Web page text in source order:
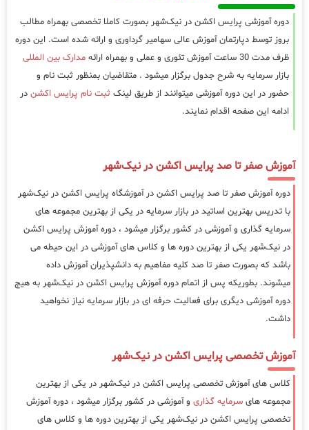
دوره آموزشی پرایس اکشن در نیک‌شهر بصورت کاملا تخصصی بهمراه مطالب
بروز توسط دپارتمان آموزش عالی سهامیر گرداوری و ارائه شده است. این دوره
ظرف مدت 30 ساعت آموزش تئوری و عملی و بهمراه ارائه
مدارک بین المللی
بازار سرمایه به شرح جدول برگزار میشود . متقاضیان بمنظور ثبت نام و
حضور در این دوره آموزشی میتوانند از طریق لینک ثبت نام پرایس اکشن در
ادامه این صفحه اقدام نمایند.
آموزش صفر تا صد پرایس اکشن در نیک‌شهر
دوره آموزش صفر تا صد پرایس اکشن در آموزشگاه پرایس اکشن در نیک‌شهر
با تدریس بهترین اساتید در بازار سرمایه در یکی از بهترین مجموعه های
سرمایه گذاری و آموزشی در کشور برگزار میشود ، دوره آموزش پرایس اکشن
در نیک‌شهر یکی از بهترین دوره ها و کلاس های آموزشی در این حیطه می
باشد که بصورت صفر تا صد کلیه مفاهیم به دانشپذیران آموزش داده
میشوند. بطوریکه پس از اتمام دوره آموزش پرایس اکشن در نیک‌شهر به هیج
دوره آموزشی دیگری برای فعالیت حرفه ای در بازار سرمایه نیاز نخواهید
داشت.
آموزش تخصصی پرایس اکشن در نیک‌شهر
کلاس های آموزش تخصصی پرایس اکشن در نیک‌شهر در یکی از بهترین
مجموعه های سرمایه گذاری و آموزشی در کشور برگزار میشود ، دوره آموزش
تخصصی پرایس اکشن در نیک‌شهر یکی از بهترین دوره ها و کلاس های